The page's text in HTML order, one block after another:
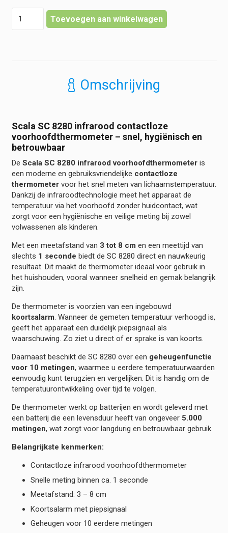
Toevoegen aan winkelwagen
Omschrijving
Scala SC 8280 infrarood contactloze
voorhoofdthermometer – snel, hygiënisch en
betrouwbaar
De Scala SC 8280 infrarood voorhoofdthermometeris
een moderne en gebruiksvriendelijke contactloze
thermometervoor het snel meten van lichaamstemperatuur.
Dankzij de infraroodtechnologie meet het apparaat de
temperatuur via het voorhoofd zonder huidcontact, wat
zorgt voor een hygiënische en veilige meting bij zowel
volwassenen als kinderen.
Met een meetafstand van 3 tot 8 cm en een meettijd van
slechts 1 seconde biedt de SC 8280 direct en nauwkeurig
resultaat. Dit maakt de thermometer ideaal voor gebruik in
het huishouden, vooral wanneer snelheid en gemak belangrijk
zijn.
De thermometer is voorzien van een ingebouwd
koortsalarm. Wanneer de gemeten temperatuur verhoogd is,
geeft het apparaat een duidelijk piepsignaal als
waarschuwing. Zo ziet u direct of er sprake is van koorts.
Daarnaast beschikt de SC 8280 over een geheugenfunctie
voor 10 metingen, waarmee u eerdere temperatuurwaarden
eenvoudig kunt terugzien en vergelijken. Dit is handig om de
temperatuurontwikkeling over tijd te volgen.
De thermometer werkt op batterijen en wordt geleverd met
een batterij die een levensduur heeft van ongeveer 5.000
metingen, wat zorgt voor langdurig en betrouwbaar gebruik.
Belangrijkste kenmerken:
Contactloze infrarood voorhoofdthermometer
Snelle meting binnen ca. 1 seconde
Meetafstand: 3 – 8 cm
Koortsalarm met piepsignaal
Geheugen voor 10 eerdere metingen